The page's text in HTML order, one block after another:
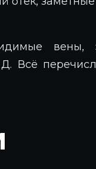
видимые
Всё